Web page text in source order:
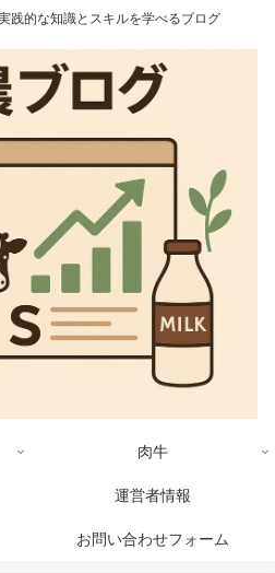
践的な知識とスキルを学べるブログ
肉牛
運営者情報
お問い合わせフォーム